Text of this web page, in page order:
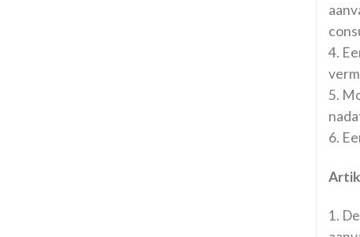
4.
5.
6.
1.